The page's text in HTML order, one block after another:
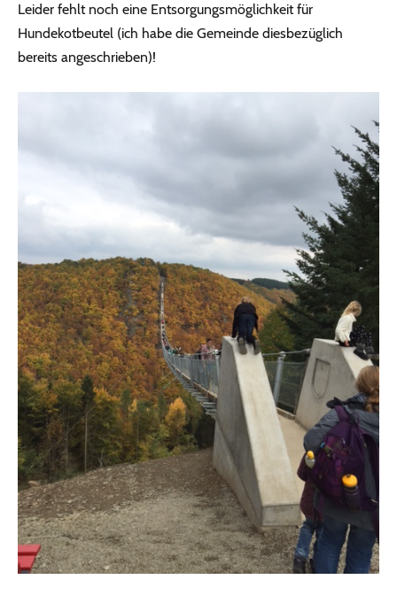
Leider fehlt noch eine Entsorgungsmöglichkeit für
Hundekotbeutel (ich habe die Gemeinde diesbezüglich
bereits angeschrieben)!